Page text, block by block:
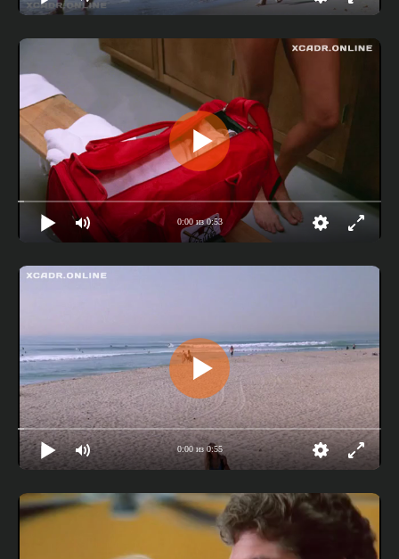
0:00 из 0:53
0:00 из 0:55